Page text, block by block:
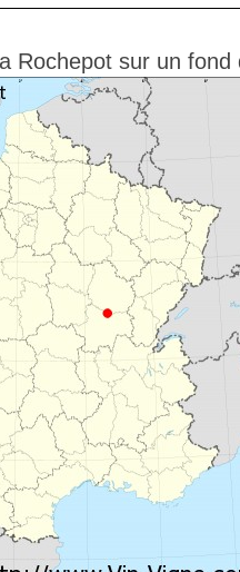
Rochepot sur un